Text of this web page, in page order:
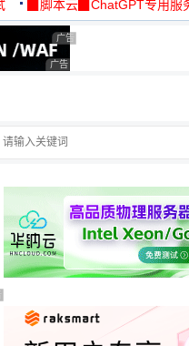
▉脚本云▉ChatGPT专用服
19元/月
广告 商业广告，理性选择
广告 商业广告，理性选择
商业广告，理性选择